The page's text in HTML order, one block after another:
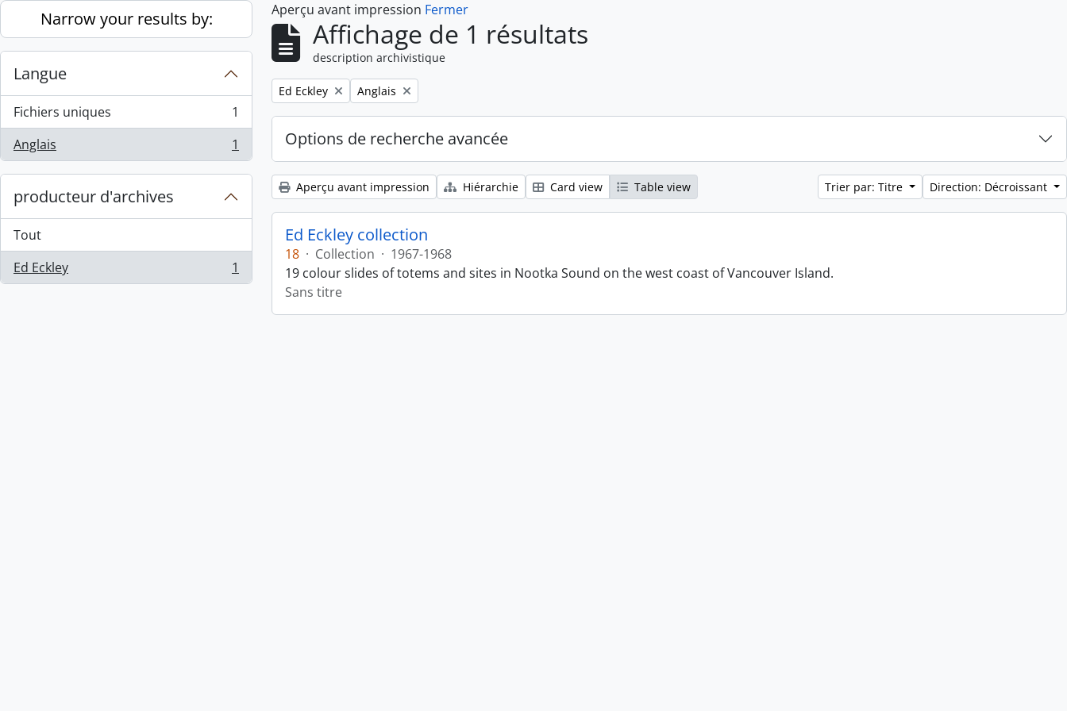
Skip to main content
Narrow your results by:
Langue
Fichiers uniques
, 1 résultats
1
Anglais
, 1 résultats 1
producteur d'archives
Tout
Ed Eckley
, 1 résultats 1
Aperçu avant impression Fermer
Affichage de 1 résultats
description archivistique
Remove filter:
Ed Eckley Remove filter:
Anglais
Options de recherche avancée
Aperçu avant impression Hiérarchie Card view Table view Trier par: Titre Direction: Décroissant
Ed Eckley collection
18 · Collection · 1967-1968
19 colour slides of totems and sites in Nootka Sound on the west coast of Vancouver Island.
Sans titre